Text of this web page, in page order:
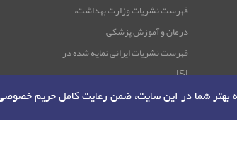
بهتر شما در این سایت، ضمن رعایت کامل حریم
فهرست نشریات وزارت بهداشت،
درمان و آموزش پزشکی
فهرست نشریات ایرانی نمایه شده در
ISI